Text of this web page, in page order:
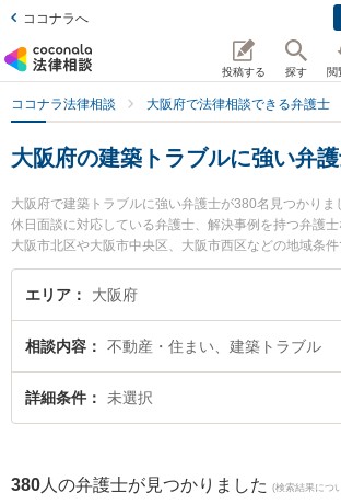
ココナラへ
投稿する 探す 閲
ココナラ法律相談 大阪府で法律相談できる弁護士
大阪府の建築トラブルに強い弁
大阪府で建築トラブルに強い弁護士が380名見つかりま
休日面談に対応している弁護士、解決事例を持つ弁護
大阪市北区や大阪市中央区、大阪市西区などの地域条
す。不動産・住まいに関係する立ち退き交渉や家賃交
細かな分野での絞り込み検索もでき便利です。特に赤尾
『大阪府で土日や夜間に発生した建築トラブルのトラ
相談したい』『建築トラブルのトラブル解決の実績豊
したい』『初回相談無料で建築トラブルを法律相談で
エリア 大阪府
相談内容 不動産・住まい、建築トラブル
詳細条件 未選択
380 人の弁護士が見つかりました (検索結果につ